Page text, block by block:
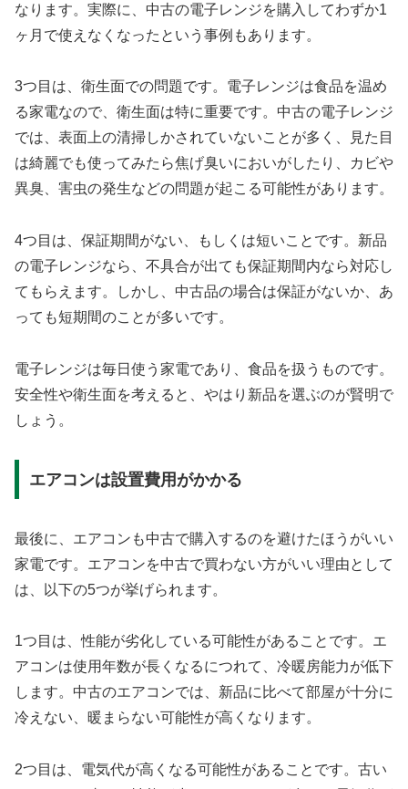
なります。実際に、中古の電子レンジを購入してわずか1
ヶ月で使えなくなったという事例もあります。
3つ目は、衛生面での問題です。電子レンジは食品を温め
る家電なので、衛生面は特に重要です。中古の電子レンジ
では、表面上の清掃しかされていないことが多く、見た目
は綺麗でも使ってみたら焦げ臭いにおいがしたり、カビや
異臭、害虫の発生などの問題が起こる可能性があります。
4つ目は、保証期間がない、もしくは短いことです。新品
の電子レンジなら、不具合が出ても保証期間内なら対応し
てもらえます。しかし、中古品の場合は保証がないか、あ
っても短期間のことが多いです。
電子レンジは毎日使う家電であり、食品を扱うものです。
安全性や衛生面を考えると、やはり新品を選ぶのが賢明で
しょう。
エアコンは設置費用がかかる
最後に、エアコンも中古で購入するのを避けたほうがいい
家電です。エアコンを中古で買わない方がいい理由として
は、以下の5つが挙げられます。
1つ目は、性能が劣化している可能性があることです。エ
アコンは使用年数が長くなるにつれて、冷暖房能力が低下
します。中古のエアコンでは、新品に比べて部屋が十分に
冷えない、暖まらない可能性が高くなります。
2つ目は、電気代が高くなる可能性があることです。古い